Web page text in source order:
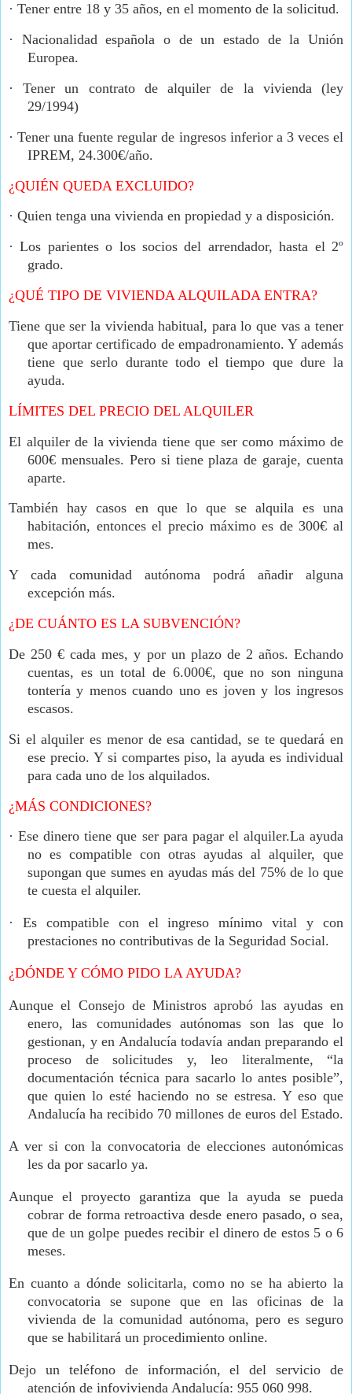
· Tener entre 18 y 35 años, en el momento de la solicitud.
·
Nacionalidad española o de un estado de la Unión
Europea.
·
Tener un contrato de alquiler de la vivienda (ley
29/1994)
· Tener una fuente regular de ingresos inferior a 3 veces el
IPREM, 24.300€/año.
¿QUIÉN QUEDA EXCLUIDO?
· Quien tenga una vivienda en propiedad y a disposición.
· Los parientes o los socios del arrendador, hasta el 2º
grado.
¿QUÉ TIPO DE VIVIENDA ALQUILADA ENTRA?
Tiene que ser la vivienda habitual, para lo que vas a tener
que aportar certificado de empadronamiento. Y además
tiene que serlo durante todo el tiempo que dure la
ayuda.
LÍMITES DEL PRECIO DEL ALQUILER
El alquiler de la vivienda tiene que ser como máximo de
600€ mensuales. Pero si tiene plaza de garaje, cuenta
aparte.
También hay casos en que lo que se alquila es una
habitación, entonces el precio máximo es de 300€ al
mes.
Y cada comunidad autónoma podrá añadir alguna
excepción más.
¿DE CUÁNTO ES LA SUBVENCIÓN?
De 250 € cada mes, y por un plazo de 2 años. Echando
cuentas, es un total de 6.000€, que no son ninguna
tontería y menos cuando uno es joven y los ingresos
escasos.
Si el alquiler es menor de esa cantidad, se te quedará en
ese precio. Y si compartes piso, la ayuda es individual
para cada uno de los alquilados.
¿MÁS CONDICIONES?
· Ese dinero tiene que ser para pagar el alquiler.La ayuda
no es compatible con otras ayudas al alquiler, que
supongan que sumes en ayudas más del 75% de lo que
te cuesta el alquiler.
·
Es compatible con el ingreso mínimo vital y con
prestaciones no contributivas de la Seguridad Social.
¿DÓNDE Y CÓMO PIDO LA AYUDA?
Aunque el Consejo de Ministros aprobó las ayudas en
enero, las comunidades autónomas son las que lo
gestionan, y en Andalucía todavía andan preparando el
proceso de solicitudes y, leo literalmente, “la
documentación técnica para sacarlo lo antes posible”,
que quien lo esté haciendo no se estresa. Y eso que
Andalucía ha recibido 70 millones de euros del Estado.
A ver si con la convocatoria de elecciones autonómicas
les da por sacarlo ya.
Aunque el proyecto garantiza que la ayuda se pueda
cobrar de forma retroactiva desde enero pasado, o sea,
que de un golpe puedes recibir el dinero de estos 5 o 6
meses.
En cuanto a dónde solicitarla, como no se ha abierto la
convocatoria se supone que en las oficinas de la
vivienda de la comunidad autónoma, pero es seguro
que se habilitará un procedimiento online.
Dejo un teléfono de información, el del servicio de
atención de infovivienda Andalucía: 955 060 998.